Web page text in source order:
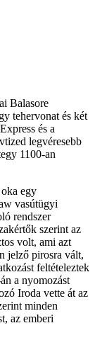
Balasore
tehervonat és két
és a
legvéresebb
1100-an
oka egy
vasútügyi
rendszer
szerint az
volt, ami azt
jelző pirosra vált,
feltételeztek
a nyomozást
Iroda vette át az
minden
az emberi